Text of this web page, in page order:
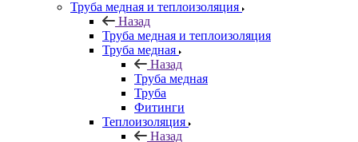
Труба медная и теплоизоляция
Назад
Труба медная и теплоизоляция
Труба медная
Назад
Труба медная
Труба
Фитинги
Теплоизоляция
Назад